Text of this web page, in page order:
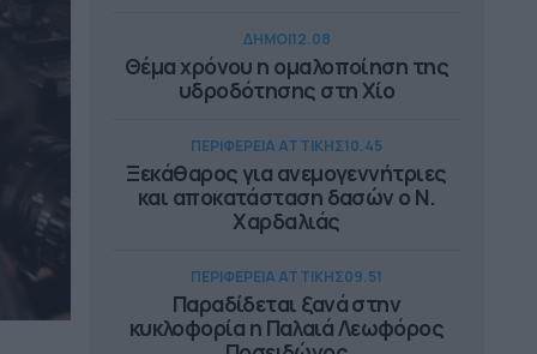
ΔΗΜΟΙ12.08
Θέμα χρόνου η ομαλοποίηση της
υδροδότησης στη Χίο
ΠΕΡΙΦΕΡΕΙΑ ΑΤΤΙΚΗΣ10.45
Ξεκάθαρος για ανεμογεννήτριες
και αποκατάσταση δασών ο Ν.
Χαρδαλιάς
ΠΕΡΙΦΕΡΕΙΑ ΑΤΤΙΚΗΣ09.51
Παραδίδεται ξανά στην
κυκλοφορία η Παλαιά Λεωφόρος